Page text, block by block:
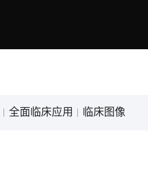
全面临床应用 临床图像